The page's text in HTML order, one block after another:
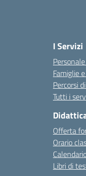
I Servizi
Famiglie
Percorsi
Tutti i
Offerta
Orario
Libri di